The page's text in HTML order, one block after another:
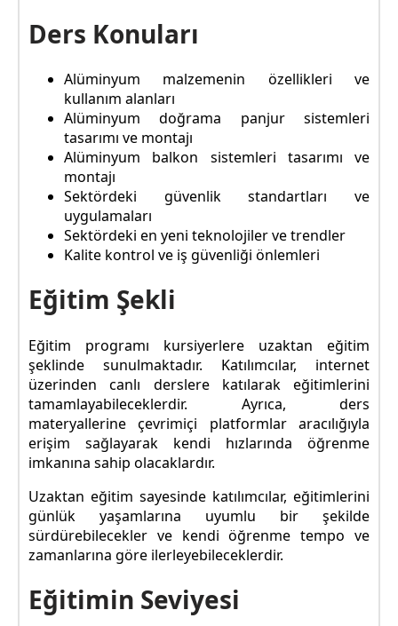
Ders Konuları
Alüminyum malzemenin özellikleri ve
kullanım alanları
Alüminyum doğrama panjur sistemleri
tasarımı ve montajı
Alüminyum balkon sistemleri tasarımı ve
montajı
Sektördeki güvenlik standartları ve
uygulamaları
Sektördeki en yeni teknolojiler ve trendler
Kalite kontrol ve iş güvenliği önlemleri
Eğitim Şekli
Eğitim programı kursiyerlere uzaktan eğitim
şeklinde sunulmaktadır. Katılımcılar, internet
üzerinden canlı derslere katılarak eğitimlerini
tamamlayabileceklerdir. Ayrıca, ders
materyallerine çevrimiçi platformlar aracılığıyla
erişim sağlayarak kendi hızlarında öğrenme
imkanına sahip olacaklardır.
Uzaktan eğitim sayesinde katılımcılar, eğitimlerini
günlük yaşamlarına uyumlu bir şekilde
sürdürebilecekler ve kendi öğrenme tempo ve
zamanlarına göre ilerleyebileceklerdir.
Eğitimin Seviyesi